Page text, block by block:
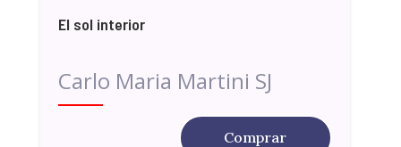
El sol interior
Carlo Maria Martini SJ
Comprar